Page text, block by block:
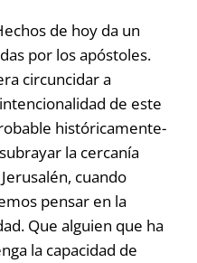
de hoy da un
por los apóstoles.
circuncidar a
de este
históricamente-
la cercanía
cuando
pensar en la
Que alguien que ha
la capacidad de